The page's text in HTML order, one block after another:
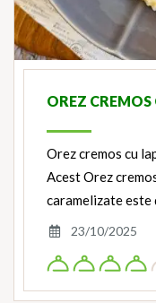
OREZ
Orez cremos cu
Acest Orez
caramelizate
23/10/2025